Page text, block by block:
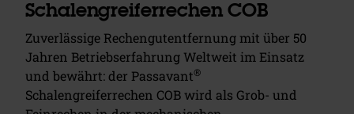
Schalengreiferrechen COB
Zuverlässige Rechengutentfernung mit über 50
Jahren Betriebserfahrung Weltweit im Einsatz
und bewährt: der Passavant®
Schalengreiferrechen COB wird als Grob- und